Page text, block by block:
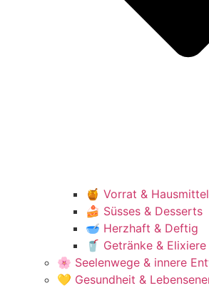
🍯 Vorrat & Hausmittel
🍰 Süsses & Desserts
🥣 Herzhaft & Deftig
🥤 Getränke & Elixiere
🌸 Seelenwege & innere
💛 Gesundheit &